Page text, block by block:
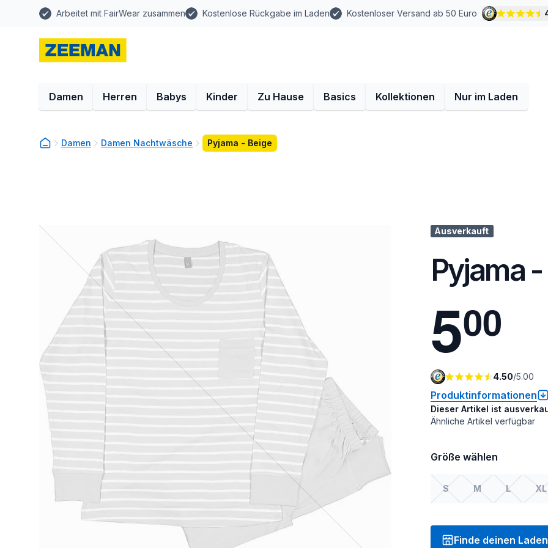
Arbeitet mit FairWear zusammen Kostenlose Rückgabe im Laden Kostenloser Versand ab 50 Euro
Damen Herren Babys Kinder Zu Hause Basics Kollektionen Nur im Laden
Damen Damen Nachtwäsche Pyjama - Beige
Ausverkauft
Pyjama
500
4.50/5.00
Produktinformationen
Dieser Artikel ist
Ähnliche Artikel verfügbar
Größe wählen
S M L XL
Finde deinen Laden